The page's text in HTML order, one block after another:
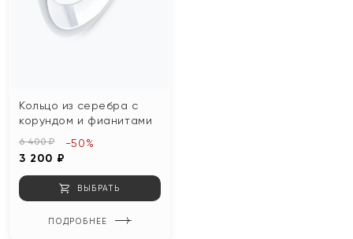
Кольцо из серебра с
корундом и фианитами
6 400 ₽
3 200 ₽
-50%
ВЫБРАТЬ
ПОДРОБНЕЕ